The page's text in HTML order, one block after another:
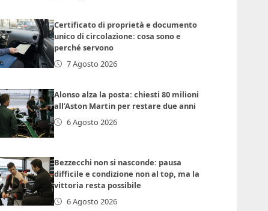
Certificato di proprietà e documento
unico di circolazione: cosa sono e
perché servono
7 Agosto 2026
Alonso alza la posta: chiesti 80 milioni
all’Aston Martin per restare due anni
6 Agosto 2026
Bezzecchi non si nasconde: pausa
difficile e condizione non al top, ma la
vittoria resta possibile
6 Agosto 2026